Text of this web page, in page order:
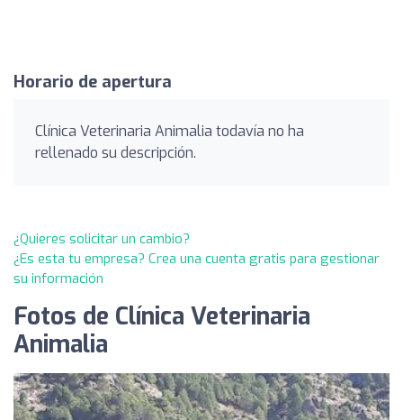
Horario de apertura
Clínica Veterinaria Animalia todavía no ha
rellenado su descripción.
¿Quieres solicitar un cambio?
¿Es esta tu empresa? Crea una cuenta gratis para gestionar
su información
Fotos de Clínica Veterinaria
Animalia